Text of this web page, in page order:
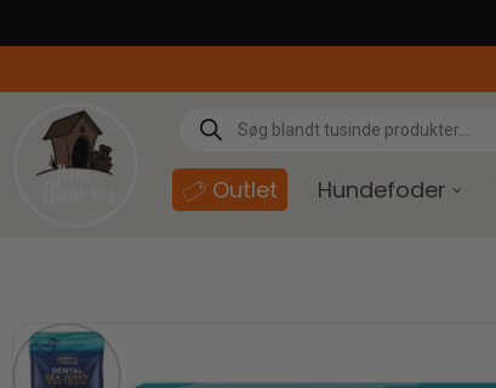
Outlet Hundefoder